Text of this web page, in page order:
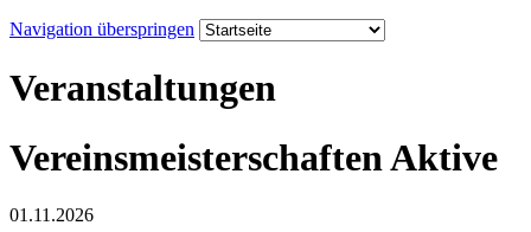
Navigation überspringen
Veranstaltungen
Vereinsmeisterschaften Aktive
01.11.2026